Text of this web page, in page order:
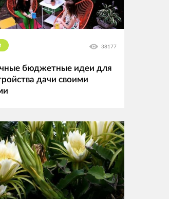
38177
бюджетные идеи для
дачи своими